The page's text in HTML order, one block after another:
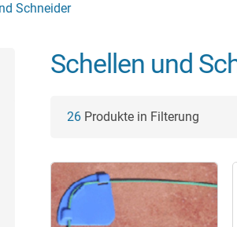
Schneider
Schellen und
26 Produkte in Filterung